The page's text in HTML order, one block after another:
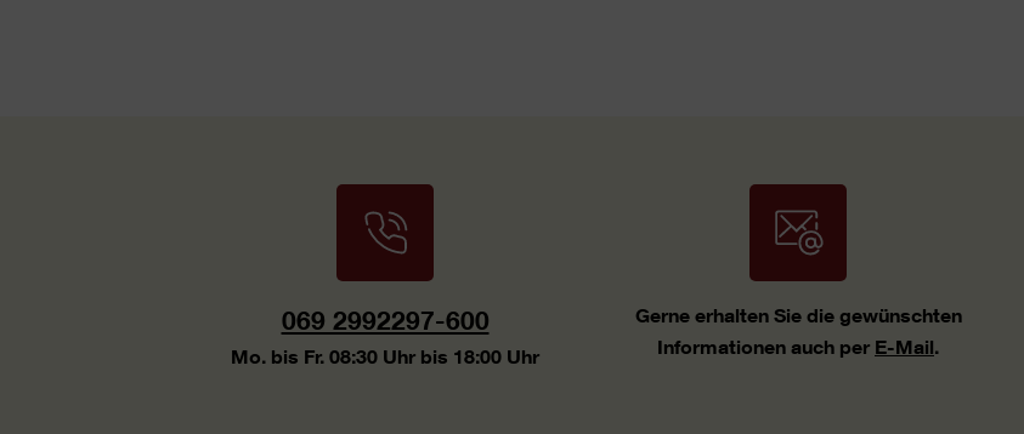
069 2992297-600
Mo. bis Fr. 08:30 Uhr bis 18:00 Uhr
Gerne erhalten Sie die gewünschten
Informationen auch per E-Mail.